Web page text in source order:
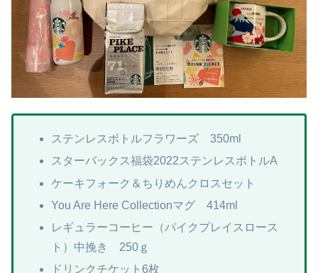
ステンレスボトルフラワーズ 350ml
スターバックス福袋2022ステンレスボトルA
ケーキフォーク＆ちりめんクロスセット
You Are Here Collectionマグ 414ml
レギュラーコーヒー（パイクプレイスロース
ト）中挽き 250ｇ
ドリンクチケット6枚